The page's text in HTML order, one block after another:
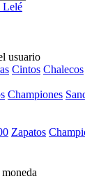
Cintos Chalecos
Championes
Zapatos